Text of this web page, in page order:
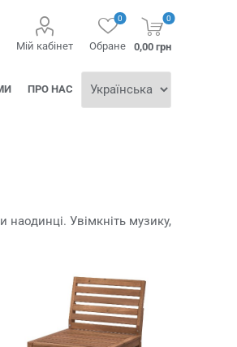
Мій кабінет Обране
0 0
0,00 грн
ПРО НАС
Увімкніть музику,